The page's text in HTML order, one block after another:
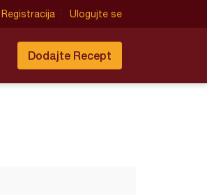
Registracija Ulogujte se
Dodajte Recept